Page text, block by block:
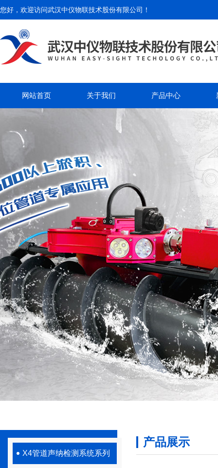
您好，欢迎访问武汉中仪物联技术股份有限公司 ！
网站首页 关于我们 产品中心
X4管道声纳检测系统系列
产品展示